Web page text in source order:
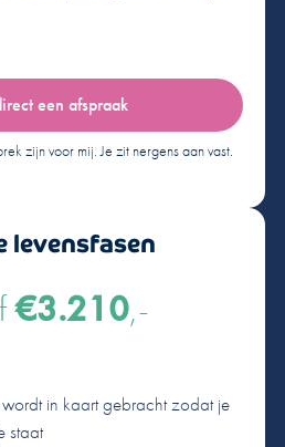
een afspraak
zijn voor mij. Je zit nergens aan vast.
levensfasen
€3.210,-
wordt in kaart gebracht zodat je
staat